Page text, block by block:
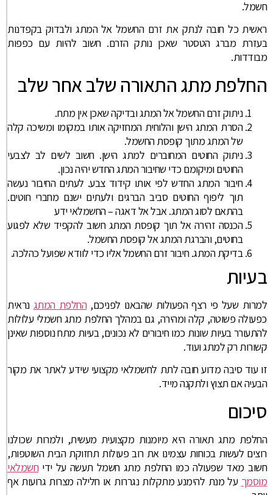
חשמל.
ראשית כל חובה לנתק את זרם החשמל אל המתג ולבדוק בקפדנות
בעזרת מברג הטסטר שאכן נותק הזרם. חשוב להיות עם כפפות
מבודדות.
החלפת מתג התאורה שלב אחר שלב
ניתוק זרם החשמל אל המתג ובדיקה שאכן אין מתח.
הסרת המתג הישן והלוחית המחזיקה אותו במקומו ומשיכה קלה
של המתג מתוך קופסת החשמל.
ניתוק החוטים המחוברים למתג הישן. חשוב לשים לב לצבעי
החוטים ומיקומם כדי שחיבור המתג החדש יהיה נכון.
חיבור המתג החדש לפי אותו קידוד צבע. לעתים החיבור נעשה
תוך ליפוף החוטים סביב הברגים ולעתים ישנם מחברי חוטים.
בהתאם לסוג המתג. אבל אל דאגה – החשמלאי ידע
הכנסה זהירה אל תוך קופסת המתג חשוב להקפיד שלא לפגוע
בחוטים, והברגת המתג אל קופסת החשמל.
בדיקת המתג. חיבור זרם החשמל אליו כדי לוודא שפועל כהלכה.
בעיות
למרות שעל פי רצף הפעולות שהבאנו לפניכם, החלפת המתג נראית
כפעולה פשוטה, קלה ומהירה, גם במהלך החלפת מתג חשמלי עלולות
להתעורר בעיות שונות כמו חיבורים לא נכונים, בעיות מתח נוספות שאינן
קשורות רק למתג ועוד.
זו עוד סיבה מדוע חובה לתת לחשמלאי מקצועי שידע לאתר את מקור
הבעיה אם תצוץ ולתקנה מייד.
סיכום
החלפת מתג תאורה היא מיומנות מקצועית מעשית, ולמרות שכולנו
רוצים לעשות בכוחות עצמינו את רוב פעולות תחזוקת הבית השוטפות,
חשוב מאד שפעולה כמו החלפת מתג חשמל תעשה על ידי חשמלאי
מוסמך על מנת להימנע מתקלות נגררות או חלילה מצרות גרועות אף